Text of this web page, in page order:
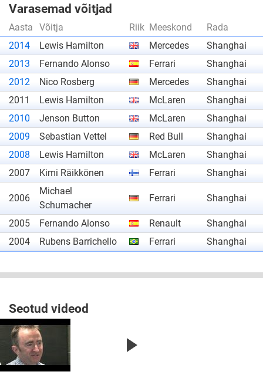
Varasemad võitjad
Aasta Võitja Riik Meeskond
Rada
2014
Lewis Hamilton Mercedes
Shanghai
2013
Fernando Alonso Ferrari
Shanghai
2012
Nico Rosberg Mercedes
Shanghai
2011
Lewis Hamilton McLaren
Shanghai
2010
Jenson Button McLaren
Shanghai
2009
Sebastian Vettel Red Bull
Shanghai
2008
Lewis Hamilton McLaren
Shanghai
2007
Kimi Räikkönen Ferrari Shanghai
2006
Michael
Schumacher
Ferrari Shanghai
2005 Fernando Alonso Renault
Shanghai
2004
Rubens Barrichello Ferrari Shanghai
Seotud videod